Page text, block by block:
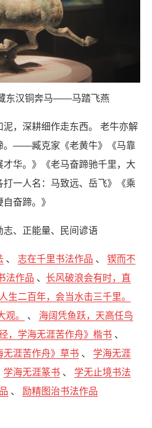
东汉铜奔马——马踏飞燕
泥，深耕细作走东西。 老牛亦解
。——臧克家《老黄牛》《马靠
华。》《老马奋蹄驰千里，大
一人名：马致远、岳飞》《乘
奋蹄。》
志、正能量、民间谚语
、 志在千里书法作品 、锲而不
法作品 、 长风破浪会有时，直
生二百年，会当水击三千里。
观。 、 海阔凭鱼跃，天高任鸟
，学海无涯苦作舟》楷书 、
无涯苦作舟》草书 、 学海无涯
学海无涯篆书 、 学无止境书法
、 励精图治书法作品